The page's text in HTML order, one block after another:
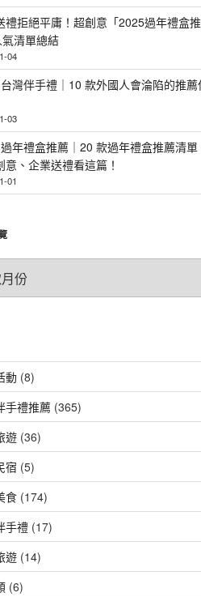
禮拒絕平庸！超創意「2025過年禮盒推
清單總結
04
灣伴手禮｜10 款外國人會淪陷的推薦
03
年禮盒推薦｜20 款過年禮盒推薦清單
意、企業送禮看這篇！
01
動(8)
手禮推薦(365)
遊(36)
宿 (5)
食(174)
手禮(17)
遊(14)
(6)